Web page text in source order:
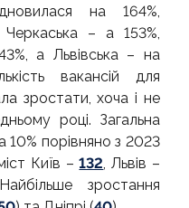
на 164%,
– а 153%,
а Львівська – на
вакансій для
зростати, хоча і не
році. Загальна
10% порівняно з 2023
Київ –132, Львів –
зростання